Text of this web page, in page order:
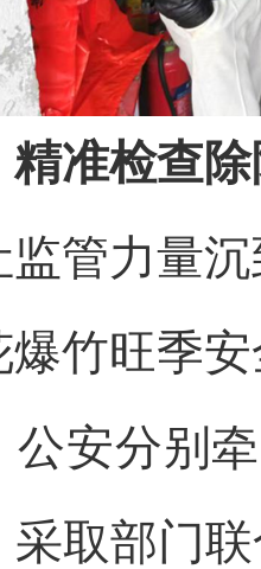
精准检查
力量沉
爆竹旺季
公安分别
取部门